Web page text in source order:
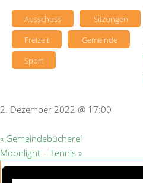
Ausschuss
Sitzungen
Freizeit
Gemeinde
Sport
2. Dezember 2022 @ 17:00
« Gemeindebücherei
Moonlight – Tennis »